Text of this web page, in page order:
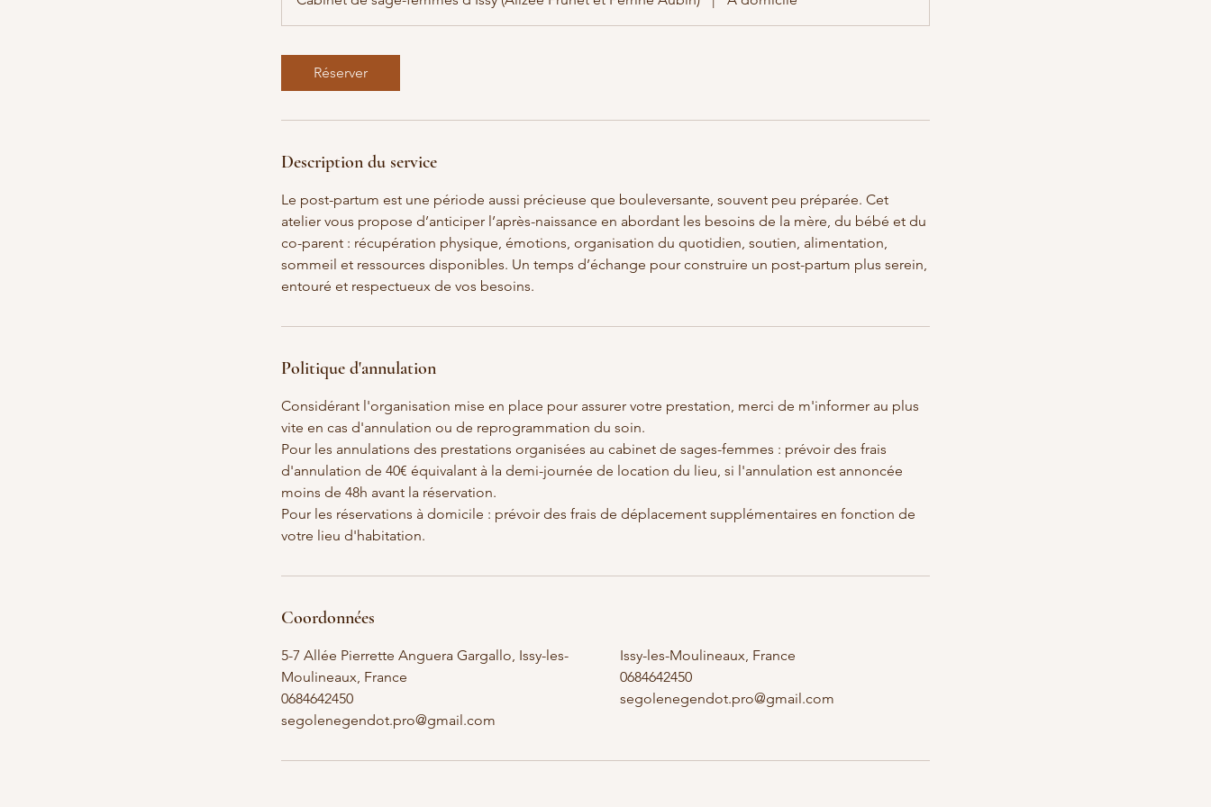
n
Réserver
Description du service
Le post-partum est une période aussi précieuse que bouleversante, souvent peu préparée. Cet
atelier vous propose d’anticiper l’après-naissance en abordant les besoins de la mère, du bébé et du
co-parent : récupération physique, émotions, organisation du quotidien, soutien, alimentation,
sommeil et ressources disponibles. Un temps d’échange pour construire un post-partum plus serein,
entouré et respectueux de vos besoins.
Politique d'annulation
Considérant l'organisation mise en place pour assurer votre prestation, merci de m'informer au plus
vite en cas d'annulation ou de reprogrammation du soin.
Pour les annulations des prestations organisées au cabinet de sages-femmes : prévoir des frais
d'annulation de 40€ équivalant à la demi-journée de location du lieu, si l'annulation est annoncée
moins de 48h avant la réservation.
Pour les réservations à domicile : prévoir des frais de déplacement supplémentaires en fonction de
votre lieu d'habitation.
Coordonnées
5-7 Allée Pierrette Anguera Gargallo, Issy-les-
Moulineaux, France
0684642450
segolenegendot.pro@gmail.com
Issy-les-Moulineaux, France
0684642450
segolenegendot.pro@gmail.com